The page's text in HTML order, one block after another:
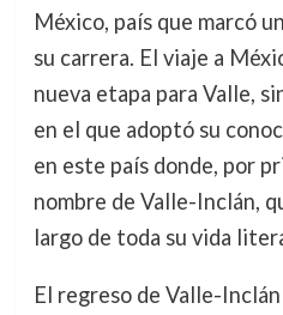
México, país que marcó
su carrera. El viaje a
nueva etapa para Valle,
en el que adoptó su
en este país donde, por
nombre de Valle-Inclán,
largo de toda su vida
El regreso de Valle-